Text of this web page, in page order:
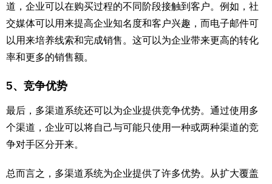
道，企业可以在购买过程的不同阶段接触到客户。例如，社
交媒体可以用来提高企业知名度和客户兴趣，而电子邮件可
以用来培养线索和完成销售。这可以为企业带来更高的转化
率和更多的销售额。
5、竞争优势
最后，多渠道系统还可以为企业提供竞争优势。通过使用多
个渠道，企业可以将自己与可能只使用一种或两种渠道的竞
争对手区分开来。
总而言之，多渠道系统为企业提供了许多优势。从扩大覆盖